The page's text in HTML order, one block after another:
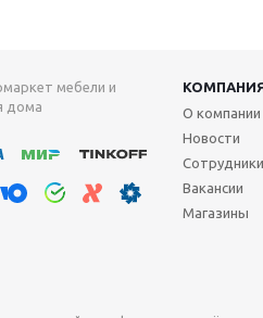
мебели и
дома
О компании
Новости
Сотрудники
Вакансии
Магазины